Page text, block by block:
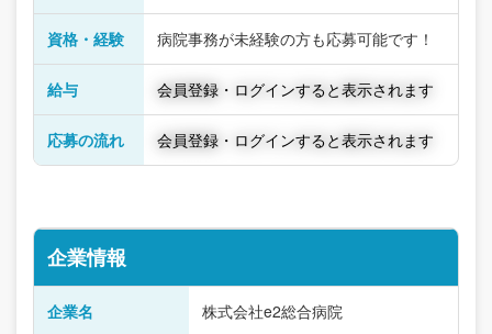
資格・経験 病院事務が未経験の方も応募可能です！
給与 会員登録・ログインすると表示されます
応募の流れ 会員登録・ログインすると表示されます
企業情報
企業名 株式会社e2総合病院